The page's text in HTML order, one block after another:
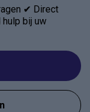
✔ Direct
bij uw